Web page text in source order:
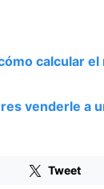
calcular
venderle a
Tweet